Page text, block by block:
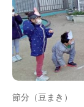
節分（豆まき）